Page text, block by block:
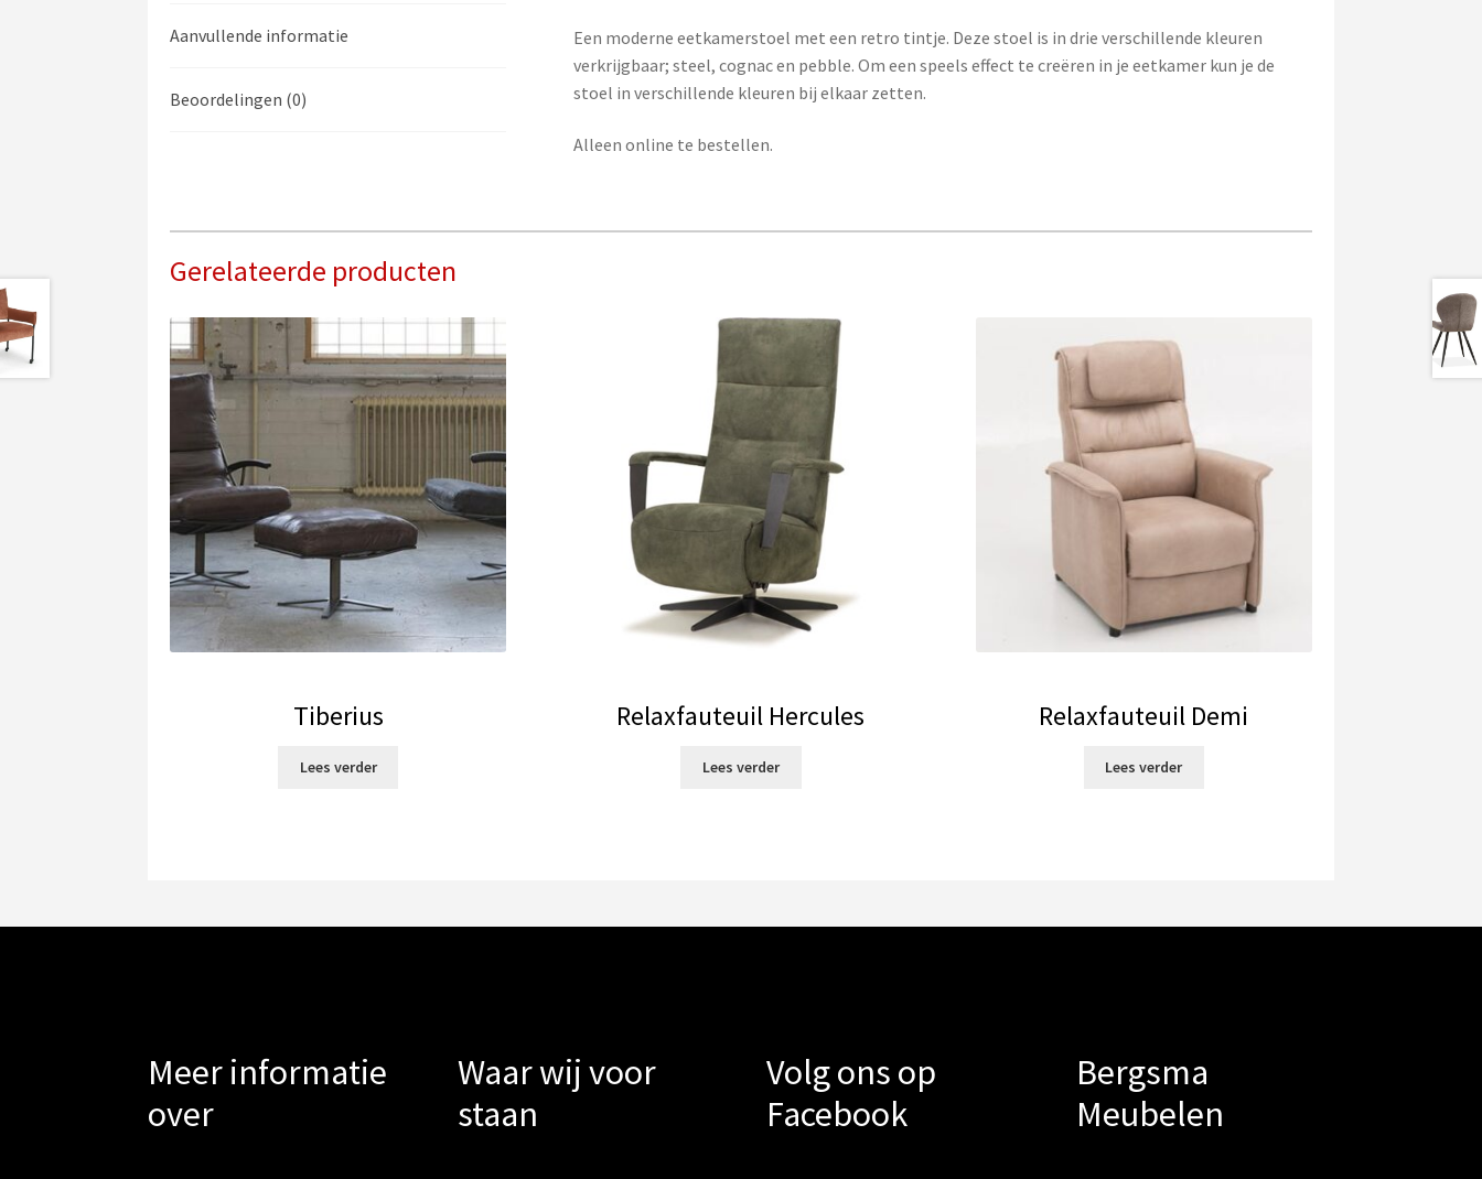
Aanvullende informatie
Beoordelingen (0)
Een moderne eetkamerstoel met een retro tintje. Deze stoel is in drie verschillende kleuren
verkrijgbaar; steel, cognac en pebble. Om een speels effect te creëren in je eetkamer kun je de
stoel in verschillende kleuren bij elkaar zetten.
Alleen online te bestellen.
Gerelateerde producten
Tiberius
Lees verder
Relaxfauteuil Hercules
Lees verder
Relaxfauteuil Demi
Lees verder
Meer informatie
over
Waar wij voor
staan
Volg ons op
Facebook
Bergsma
Meubelen